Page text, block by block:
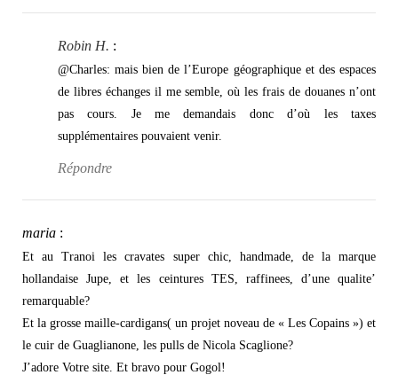
Robin H. :
@Charles: mais bien de l’Europe géographique et des espaces
de libres échanges il me semble, où les frais de douanes n’ont
pas cours. Je me demandais donc d’où les taxes
supplémentaires pouvaient venir.
Répondre
maria :
Et au Tranoi les cravates super chic, handmade, de la marque
hollandaise Jupe, et les ceintures TES, raffinees, d’une qualite’
remarquable?
Et la grosse maille-cardigans( un projet noveau de « Les Copains ») et
le cuir de Guaglianone, les pulls de Nicola Scaglione?
J’adore Votre site. Et bravo pour Gogol!